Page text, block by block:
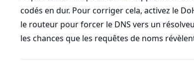
codés en dur. Pour corriger cela, activez le
le routeur pour forcer le DNS vers un
les chances que les requêtes de noms